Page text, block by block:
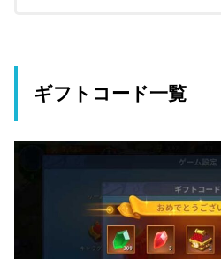
ギフトコード一覧